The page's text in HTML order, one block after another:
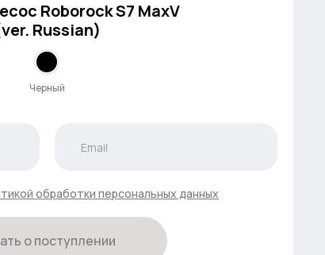
Roborock S7 MaxV
Russian)
Черный
обработки персональных данных
о поступлении